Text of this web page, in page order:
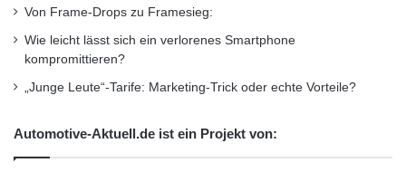
Von Frame-Drops zu Framesieg:
Wie leicht lässt sich ein verlorenes Smartphone
kompromittieren?
„Junge Leute“-Tarife: Marketing-Trick oder echte Vorteile?
Automotive-Aktuell.de ist ein Projekt von: